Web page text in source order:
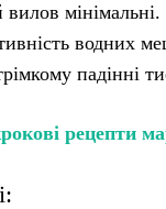
водних
падінні
рецепти